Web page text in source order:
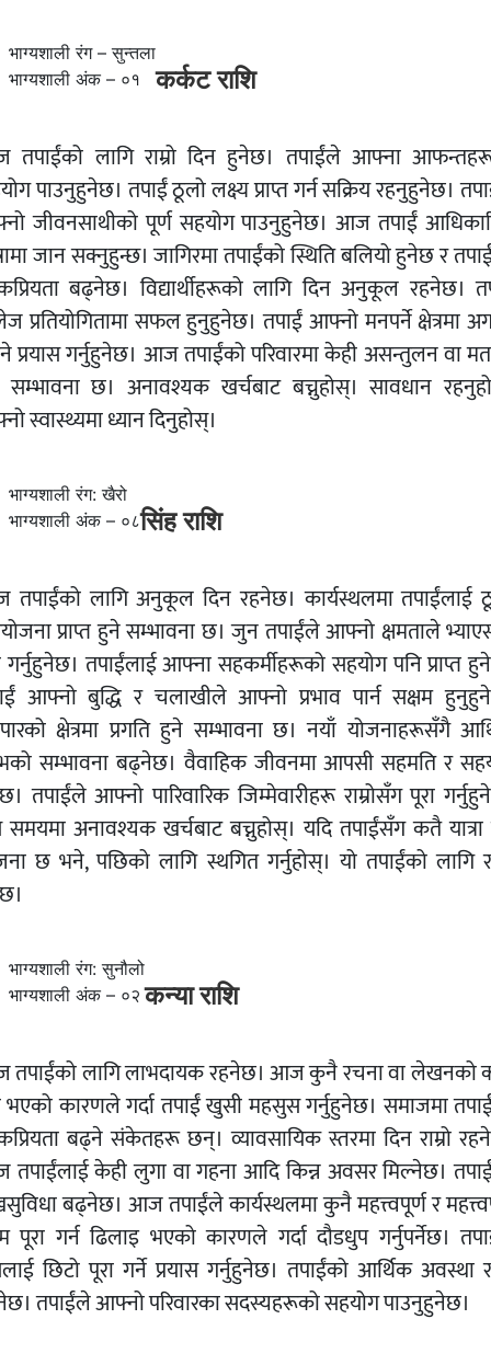
भाग्यशाली रंग – सुन्तला
भाग्यशाली अंक – ०१
कर्कट राशि
लागि राम्रो दिन हुनेछ। तपाईंले आफ्ना
पाउनुहुनेछ। तपाईं ठूलो लक्ष्य प्राप्त गर्न सक्रिय रहनुहुनेछ।
जीवनसाथीको पूर्ण सहयोग पाउनुहुनेछ। आज तपाईं
जान सक्नुहुन्छ। जागिरमा तपाईंको स्थिति बलियो हुनेछ र
बढ्नेछ। विद्यार्थीहरूको लागि दिन अनुकूल रहनेछ।
प्रतियोगितामा सफल हुनुहुनेछ। तपाईं आफ्नो मनपर्ने क्षेत्रमा
प्रयास गर्नुहुनेछ। आज तपाईंको परिवारमा केही असन्तुलन वा
छ। अनावश्यक खर्चबाट बच्नुहोस्। सावधान
स्वास्थ्यमा ध्यान दिनुहोस्।
भाग्यशाली रंग: खैरो
भाग्यशाली अंक – ०८सिंह राशि
लागि अनुकूल दिन रहनेछ। कार्यस्थलमा तपाईंलाई
प्राप्त हुने सम्भावना छ। जुन तपाईंले आफ्नो क्षमताले
गर्नुहुनेछ। तपाईंलाई आफ्ना सहकर्मीहरूको सहयोग पनि प्राप्त
आफ्नो बुद्धि र चलाखीले आफ्नो प्रभाव पार्न सक्षम
क्षेत्रमा प्रगति हुने सम्भावना छ। नयाँ योजनाहरूसँगै
सम्भावना बढ्नेछ। वैवाहिक जीवनमा आपसी सहमति र
तपाईंले आफ्नो पारिवारिक जिम्मेवारीहरू राम्रोसँग पूरा
अनावश्यक खर्चबाट बच्नुहोस्। यदि तपाईंसँग कतै यात्रा
छ भने, पछिको लागि स्थगित गर्नुहोस्। यो तपाईंको लागि
भाग्यशाली रंग: सुनौलो
भाग्यशाली अंक – ०२ कन्या राशि
लागि लाभदायक रहनेछ। आज कुनै रचना वा लेखनको
भएको कारणले गर्दा तपाईं खुसी महसुस गर्नुहुनेछ। समाजमा
बढ्ने संकेतहरू छन्। व्यावसायिक स्तरमा दिन राम्रो
केही लुगा वा गहना आदि किन्न अवसर मिल्नेछ।
बढ्नेछ। आज तपाईंले कार्यस्थलमा कुनै महत्त्वपूर्ण र
पूरा गर्न ढिलाइ भएको कारणले गर्दा दौडधुप गर्नुपर्नेछ।
छिटो पूरा गर्ने प्रयास गर्नुहुनेछ। तपाईंको आर्थिक अवस्था
तपाईंले आफ्नो परिवारका सदस्यहरूको सहयोग पाउनुहुनेछ।